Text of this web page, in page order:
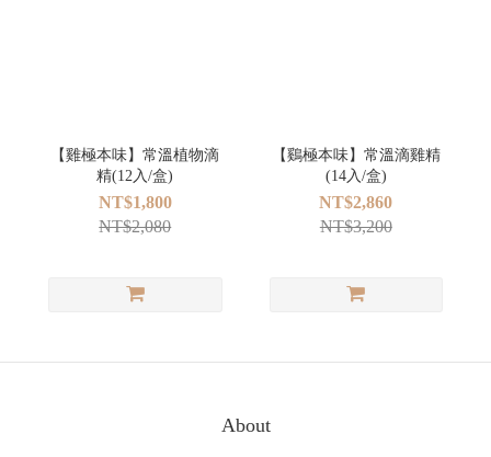
【雞極本味】常溫植物滴
精(12入/盒)
NT$1,800
NT$2,080
【鷄極本味】常溫滴雞精
(14入/盒)
NT$2,860
NT$3,200
About